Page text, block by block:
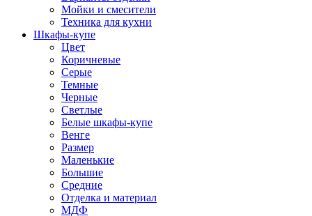
Мойки и смесители
Техника для кухни
Шкафы-купе
Цвет
Коричневые
Серые
Темные
Черные
Светлые
Белые шкафы-купе
Венге
Размер
Маленькие
Большие
Средние
Отделка и материал
МДФ